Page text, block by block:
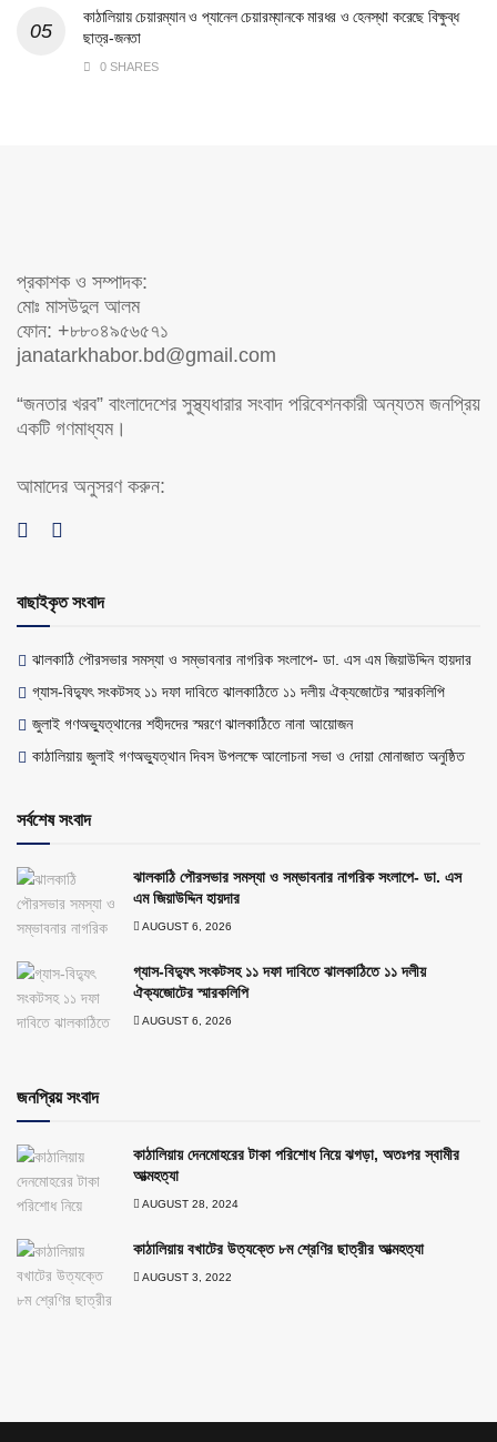
কাঠালিয়ায় চেয়ারম্যান ও প্যানেল চেয়ারম্যানকে মারধর ও হেনস্থা করেছে বিক্ষুব্ধ
ছাত্র-জনতা
0 SHARES
প্রকাশক ও সম্পাদক:
মোঃ মাসউদুল আলম
ফোন: +৮৮০৪৯৫৬৫৭১
janatarkhabor.bd@gmail.com
“জনতার খরব” বাংলাদেশের সুস্থ্যধারার সংবাদ পরিবেশনকারী অন্যতম জনপ্রিয়
একটি গণমাধ্যম।
আমাদের অনুসরণ করুন:
বাছাইকৃত সংবাদ
ঝালকাঠি পৌরসভার সমস্যা ও সম্ভাবনার নাগরিক সংলাপে- ডা. এস এম জিয়াউদ্দিন হায়দার
গ্যাস-বিদ্যুৎ সংকটসহ ১১ দফা দাবিতে ঝালকাঠিতে ১১ দলীয় ঐক্যজোটের স্মারকলিপি
জুলাই গণঅভ্যুত্থানের শহীদদের স্মরণে ঝালকাঠিতে নানা আয়োজন
কাঠালিয়ায় জুলাই গণঅভ্যুত্থান দিবস উপলক্ষে আলোচনা সভা ও দোয়া মোনাজাত অনুষ্ঠিত
সর্বশেষ সংবাদ
ঝালকাঠি পৌরসভার সমস্যা ও সম্ভাবনার নাগরিক সংলাপে- ডা. এস
এম জিয়াউদ্দিন হায়দার
AUGUST 6, 2026
গ্যাস-বিদ্যুৎ সংকটসহ ১১ দফা দাবিতে ঝালকাঠিতে ১১ দলীয়
ঐক্যজোটের স্মারকলিপি
AUGUST 6, 2026
জনপ্রিয় সংবাদ
কাঠালিয়ায় দেনমোহরের টাকা পরিশোধ নিয়ে ঝগড়া, অতঃপর স্বামীর
আত্মহত্যা
AUGUST 28, 2024
কাঠালিয়ায় বখাটের উত্যক্তে ৮ম শ্রেণির ছাত্রীর আত্মহত্যা
AUGUST 3, 2022